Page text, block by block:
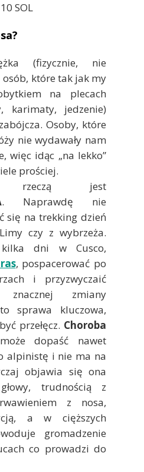
SOL
(fizycznie, nie
osób, które tak jak my
na plecach
karimaty, jedzenie)
Osoby, które
nie wydawały nam
więc idąc „na lekko”
prościej.
rzeczą jest
. Naprawdę nie
się na trekking dzień
czy z wybrzeża.
dni w Cusco,
, pospacerować po
i przyzwyczaić
zmiany
sprawa kluczowa,
przełęcz. Choroba
dopaść nawet
alpinistę i nie ma na
objawia się ona
trudnością z
z nosa,
a w cięższych
gromadzenie
co prowadzi do